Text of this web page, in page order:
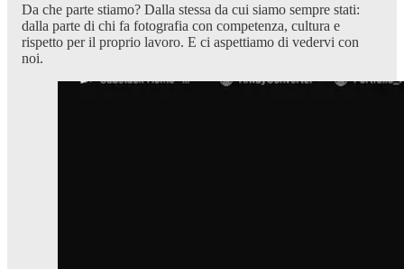
Da che parte stiamo? Dalla stessa da cui siamo sempre stati:
dalla parte di chi fa fotografia con competenza, cultura e
rispetto per il proprio lavoro. E ci aspettiamo di vedervi con
noi.